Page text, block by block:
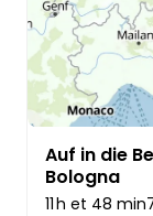
Auf in die
Bologna
11 h et 48 min